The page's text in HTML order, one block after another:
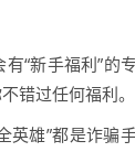
“新手福利”的
错过任何福利。
英雄”都是诈骗